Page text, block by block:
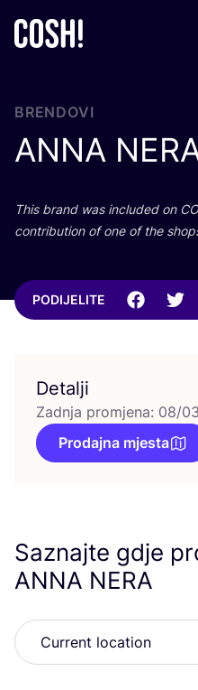
BRENDOVI
ANNA
This brand was inclu­ded on
con­tri­bu­ti­on of one of the
PODIJELITE
Detalji
Zadnja promjena: 08/
Prodajna mjesta
Saznajte gdje
ANNA NERA